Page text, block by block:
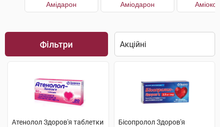
Амідарон Аміодарон
Фільтри
Атенолол Здоров'я таблетки
Бісопролол Здоров'я